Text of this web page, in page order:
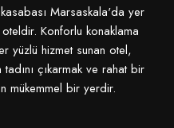
Marsaskala'da yer
Konforlu konaklama
yüzlü hizmet sunan otel,
çıkarmak ve rahat bir
mükemmel bir yerdir.